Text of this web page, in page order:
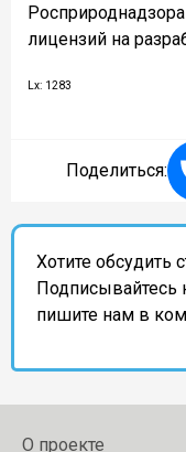
лицензий на
Lx: 1283
Поделиться:
Хотите обсудить
Подписывайтесь
пишите нам в
О проекте